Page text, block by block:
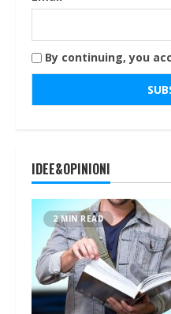
By continuing, you
IDEE&OPINIONI
2 MIN READ